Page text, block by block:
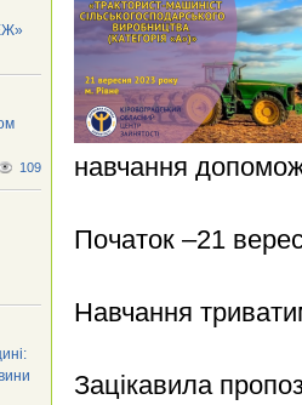
навчання
Початок –21
Навчання
Зацікавила
109